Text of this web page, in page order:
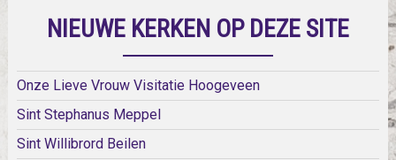
NIEUWE KERKEN OP DEZE SITE
Onze Lieve Vrouw Visitatie Hoogeveen
Sint Stephanus Meppel
Sint Willibrord Beilen